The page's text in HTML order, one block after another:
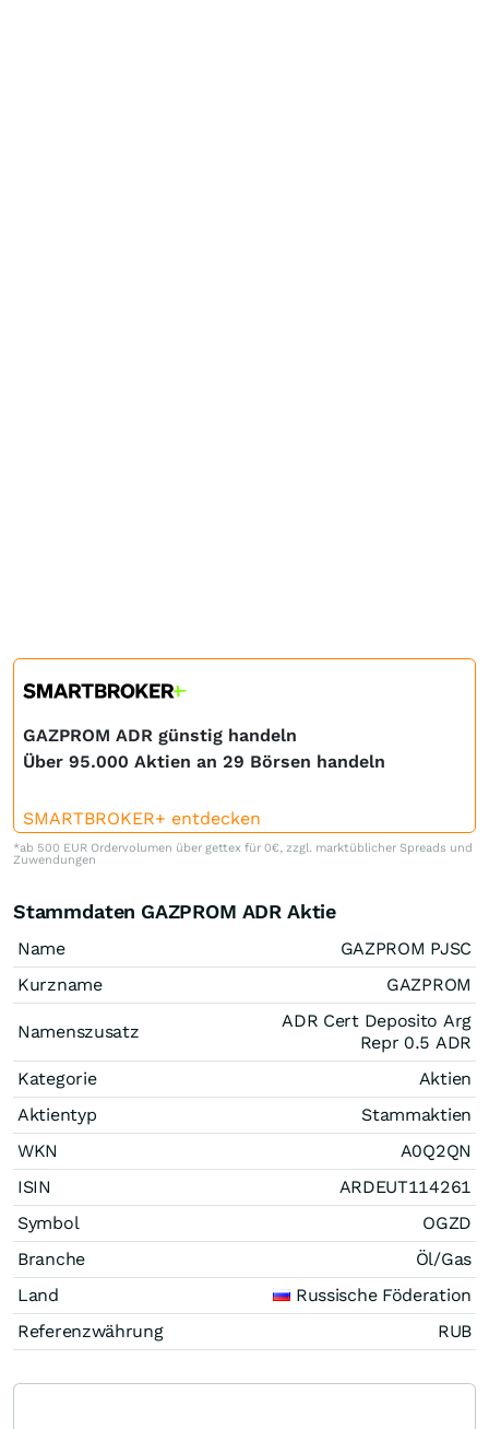
GAZPROM ADR günstig handeln
Über 95.000 Aktien an 29 Börsen handeln
SMARTBROKER+ entdecken
*ab 500 EUR Ordervolumen über gettex für 0€, zzgl. marktüblicher Spreads und
Zuwendungen
Stammdaten GAZPROM ADR Aktie
Name
GAZPROM PJSC
Kurzname
GAZPROM
Namenszusatz
ADR Cert Deposito Arg
Repr 0.5 ADR
Kategorie
Aktien
Aktientyp
Stammaktien
WKN
A0Q2QN
ISIN
ARDEUT114261
Symbol
OGZD
Branche
Öl/Gas
Land
Russische Föderation
Referenzwährung
RUB